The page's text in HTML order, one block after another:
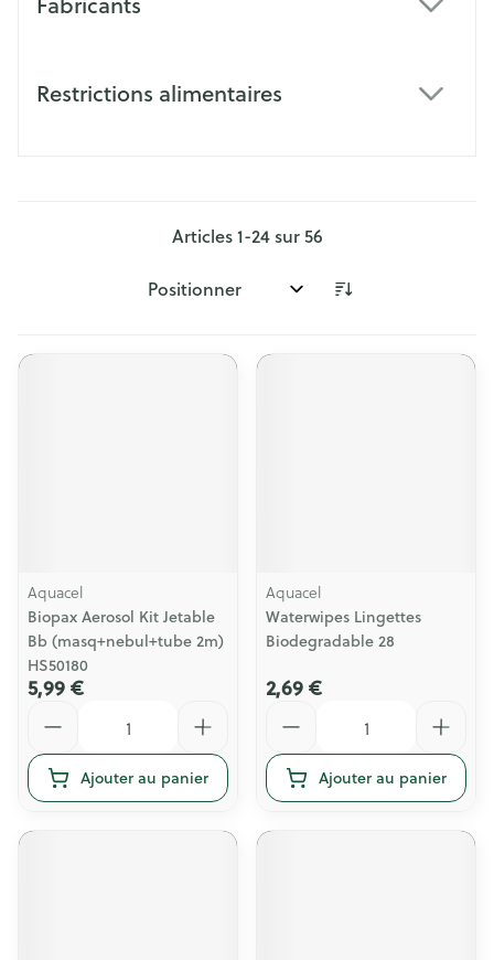
Restrictions alimentaires
Articles1-24sur56
Trier par:
Aquacel
Biopax Aerosol Kit Jetable
Bb (masq+nebul+tube 2m)
HS50180
5,99 €
Ajouter au panier
Aquacel
Waterwipes Lingettes
Biodegradable 28
2,69 €
Ajouter au panier